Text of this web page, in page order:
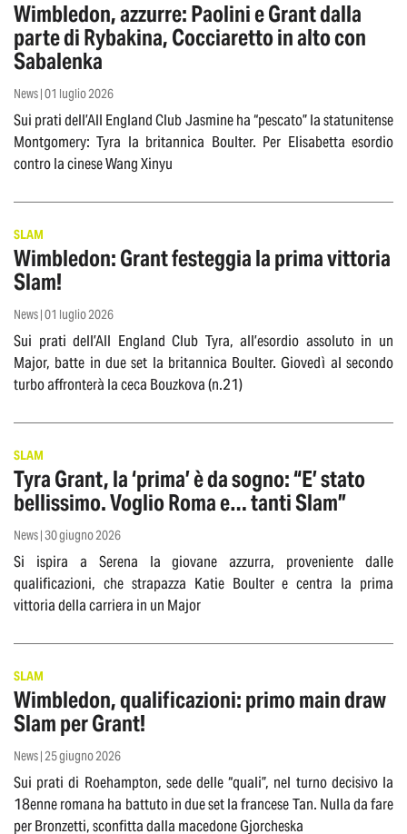
Wimbledon, azzurre: Paolini e Grant dalla
parte di Rybakina, Cocciaretto in alto con
Sabalenka
News | 01 luglio 2026
Sui prati dell’All England Club Jasmine ha “pescato” la statunitense
Montgomery: Tyra la britannica Boulter. Per Elisabetta esordio
contro la cinese Wang Xinyu
SLAM
Wimbledon: Grant festeggia la prima vittoria
Slam!
News | 01 luglio 2026
Sui prati dell’All England Club Tyra, all’esordio assoluto in un
Major, batte in due set la britannica Boulter. Giovedì al secondo
turbo affronterà la ceca Bouzkova (n.21)
SLAM
Tyra Grant, la ‘prima’ è da sogno: “E’ stato
bellissimo. Voglio Roma e… tanti Slam”
News | 30 giugno 2026
Si ispira a Serena la giovane azzurra, proveniente dalle
qualificazioni, che strapazza Katie Boulter e centra la prima
vittoria della carriera in un Major
SLAM
Wimbledon, qualificazioni: primo main draw
Slam per Grant!
News | 25 giugno 2026
Sui prati di Roehampton, sede delle “quali”, nel turno decisivo la
18enne romana ha battuto in due set la francese Tan. Nulla da fare
per Bronzetti, sconfitta dalla macedone Gjorcheska